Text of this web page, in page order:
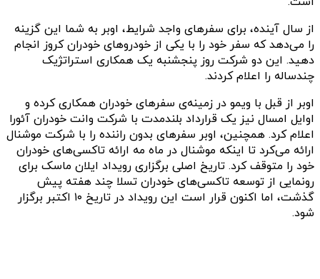
از سال آینده، برای سفرهای واجد شرایط، اوبر به شما این گزینه
را می‌دهد که سفر خود را با یکی از خودروهای خودران کروز انجام
دهید. این دو شرکت روز پنجشنبه یک همکاری استراتژیک
چندساله را اعلام کردند.
اوبر از قبل با ویمو در زمینه‌ی سفرهای خودران همکاری کرده و
اوایل امسال نیز یک قرارداد بلندمدت با شرکت وانت خودران آئورا
اعلام کرد. همچنین، اوبر سفرهای بدون راننده را با شرکت موشنال
ارائه می‌کرد تا اینکه موشنال در ماه مه ارائه تاکسی‌های خودران
خود را متوقف کرد. تاریخ اصلی برگزاری رویداد ایلان ماسک برای
رونمایی از توسعه‌ تاکسی‌های خودران تسلا چند هفته پیش
گذشت، اما اکنون قرار است این رویداد در تاریخ ۱۰ اکتبر برگزار
شود.